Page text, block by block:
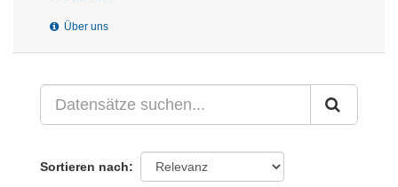
Über uns
Sortieren nach